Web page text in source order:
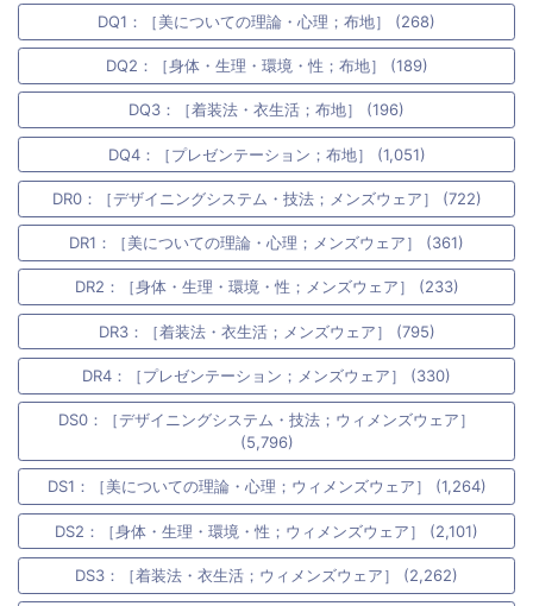
DQ1：［美についての理論・心理；布地］ (268)
DQ2：［身体・生理・環境・性；布地］ (189)
DQ3：［着装法・衣生活；布地］ (196)
DQ4：［プレゼンテーション；布地］ (1,051)
DR0：［デザイニングシステム・技法；メンズウェア］ (722)
DR1：［美についての理論・心理；メンズウェア］ (361)
DR2：［身体・生理・環境・性；メンズウェア］ (233)
DR3：［着装法・衣生活；メンズウェア］ (795)
DR4：［プレゼンテーション；メンズウェア］ (330)
DS0：［デザイニングシステム・技法；ウィメンズウェア］
(5,796)
DS1：［美についての理論・心理；ウィメンズウェア］ (1,264)
DS2：［身体・生理・環境・性；ウィメンズウェア］ (2,101)
DS3：［着装法・衣生活；ウィメンズウェア］ (2,262)